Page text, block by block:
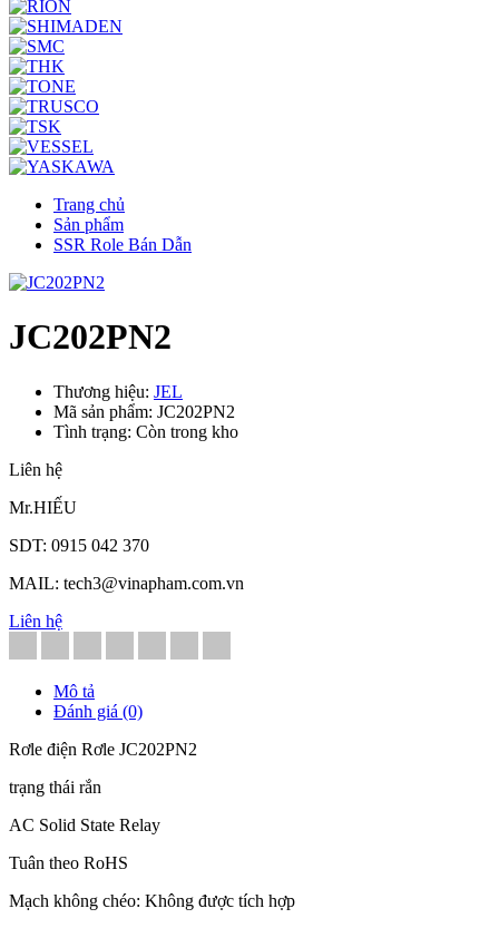
Trang chủ
Sản phẩm
SSR Role Bán Dẫn
JC202PN2
Thương hiệu: JEL
Mã sản phẩm: JC202PN2
Tình trạng: Còn trong kho
Liên hệ
Mr.HIẾU
SDT: 0915 042 370
MAIL: tech3@vinapham.com.vn
Liên hệ
Mô tả
Đánh giá (0)
Rơle điện Rơle JC202PN2
trạng thái rắn
AC Solid State Relay
Tuân theo RoHS
Mạch không chéo: Không được tích hợp